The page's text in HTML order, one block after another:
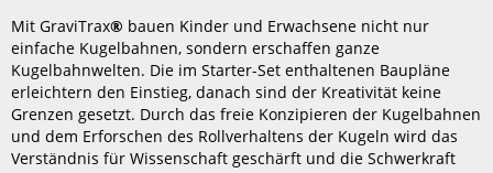
Mit GraviTrax® bauen Kinder und Erwachsene nicht nur
einfache Kugelbahnen, sondern erschaffen ganze
Kugelbahnwelten. Die im Starter-Set enthaltenen Baupläne
erleichtern den Einstieg, danach sind der Kreativität keine
Grenzen gesetzt. Durch das freie Konzipieren der Kugelbahnen
und dem Erforschen des Rollverhaltens der Kugeln wird das
Verständnis für Wissenschaft geschärft und die Schwerkraft